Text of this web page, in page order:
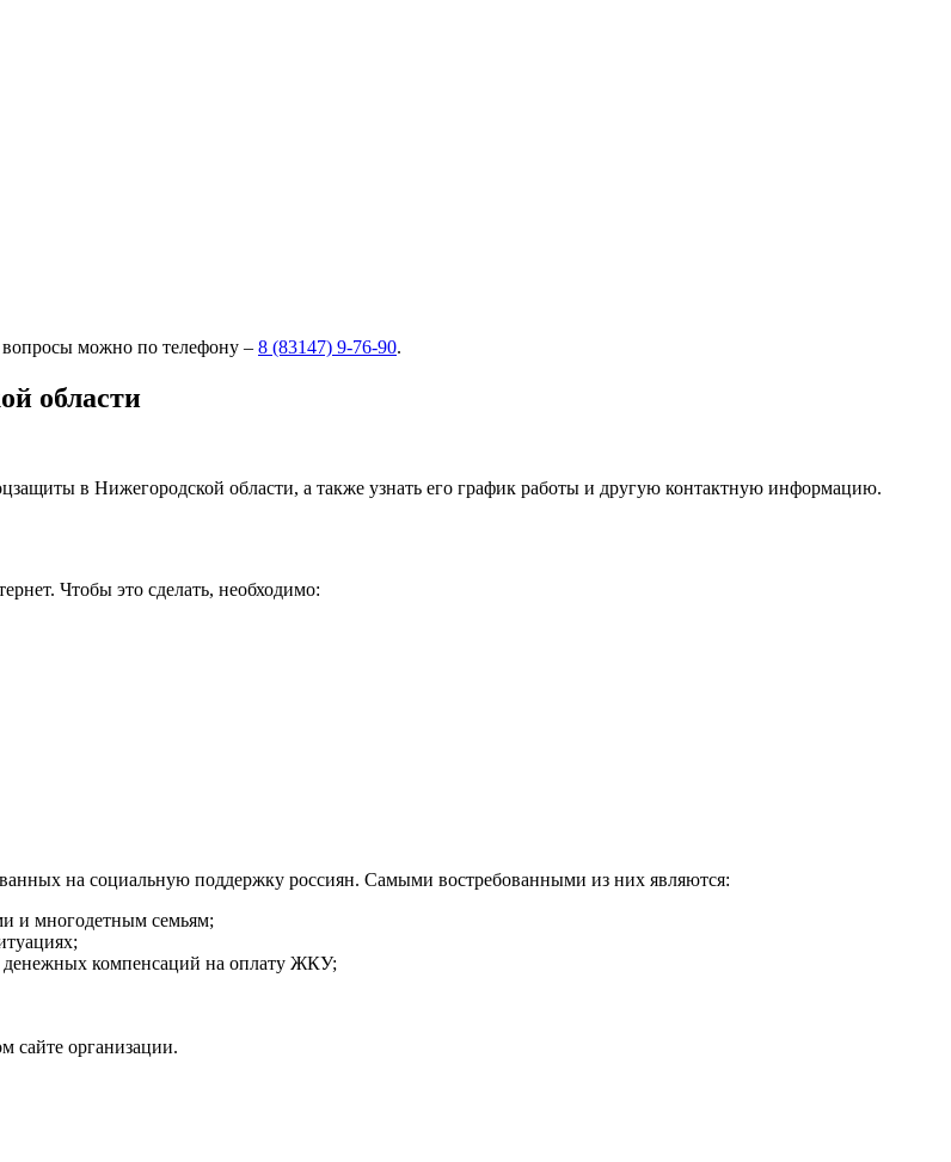
вопросы можно по телефону – 8 (83147) 9-76-90.
области
в Нижегородской области, а также узнать его график работы и другую контактную информацию.
Чтобы это сделать, необходимо:
на социальную поддержку россиян. Самыми востребованными из них являются:
и многодетным семьям;
денежных компенсаций на оплату ЖКУ;
сайте организации.